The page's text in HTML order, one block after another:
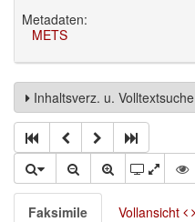
Metadaten:
METS
Inhaltsverz. u. Volltextsuche
Faksimile Vollansicht